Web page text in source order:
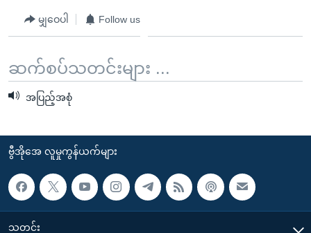
မျှဝေပါ Follow us
ဆက်စပ်သတင်းများ ...
အပြည့်အစုံ
ဗွီအိုအေ လူမှုကွန်ယက်များ
သတင်း